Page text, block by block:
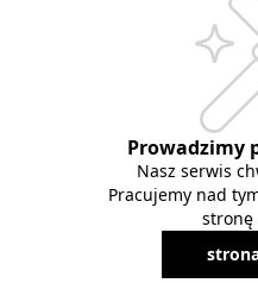
Prowadzimy
Nasz serwis
Pracujemy nad
stronę